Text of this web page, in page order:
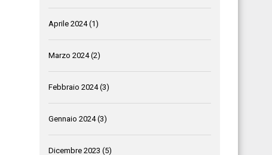
Aprile 2024(1)
Marzo 2024(2)
Febbraio 2024(3)
Gennaio 2024(3)
Dicembre 2023 (5)